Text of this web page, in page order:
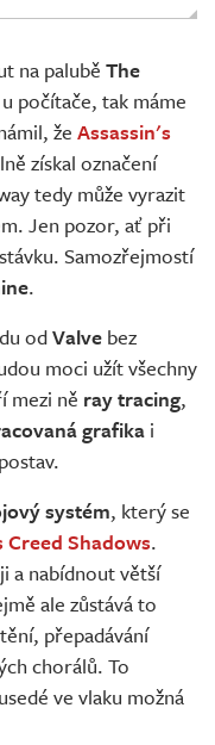
na palubě The
počítače, tak máme
žeAssassin's
získal označení
tedy může vyrazit
Jen pozor, ať při
Samozřejmostí
.
odValve bez
moci užít všechny
mezi ně ray tracing,
grafika i
systém, který se
Creed Shadows.
a nabídnout větší
ale zůstává to
přepadávání
chorálů. To
ve vlaku možná